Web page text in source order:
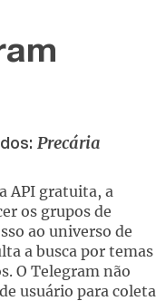
API gratuita, a
os grupos de
ao universo de
a busca por temas
O Telegram não
usuário para coleta
Precária